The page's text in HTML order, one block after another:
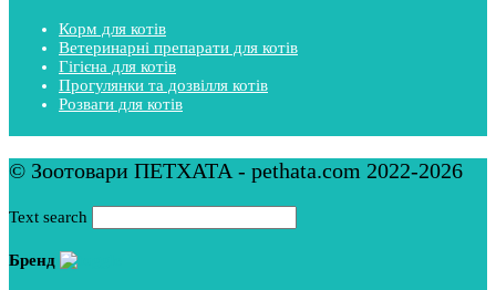
Корм для котів
Ветеринарні препарати для котів
Гігієна для котів
Прогулянки та дозвілля котів
Розваги для котів
© Зоотовари ПЕТХАТА - pethata.com 2022-2026
Text search
Бренд